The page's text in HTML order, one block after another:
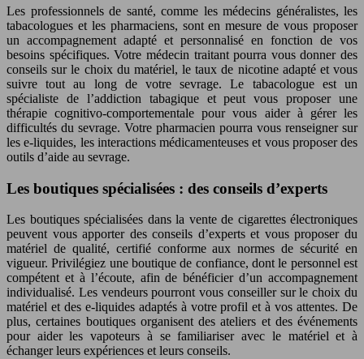
Les professionnels de santé, comme les médecins généralistes, les
tabacologues et les pharmaciens, sont en mesure de vous proposer
un accompagnement adapté et personnalisé en fonction de vos
besoins spécifiques. Votre médecin traitant pourra vous donner des
conseils sur le choix du matériel, le taux de nicotine adapté et vous
suivre tout au long de votre sevrage. Le tabacologue est un
spécialiste de l’addiction tabagique et peut vous proposer une
thérapie cognitivo-comportementale pour vous aider à gérer les
difficultés du sevrage. Votre pharmacien pourra vous renseigner sur
les e-liquides, les interactions médicamenteuses et vous proposer des
outils d’aide au sevrage.
Les boutiques spécialisées : des conseils d’experts
Les boutiques spécialisées dans la vente de cigarettes électroniques
peuvent vous apporter des conseils d’experts et vous proposer du
matériel de qualité, certifié conforme aux normes de sécurité en
vigueur. Privilégiez une boutique de confiance, dont le personnel est
compétent et à l’écoute, afin de bénéficier d’un accompagnement
individualisé. Les vendeurs pourront vous conseiller sur le choix du
matériel et des e-liquides adaptés à votre profil et à vos attentes. De
plus, certaines boutiques organisent des ateliers et des événements
pour aider les vapoteurs à se familiariser avec le matériel et à
échanger leurs expériences et leurs conseils.